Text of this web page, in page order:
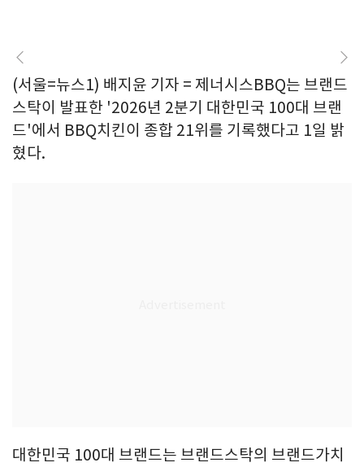
(서울=뉴스1) 배지윤 기자 = 제너시스BBQ는 브랜드
스탁이 발표한 '2026년 2분기 대한민국 100대 브랜
드'에서 BBQ치킨이 종합 21위를 기록했다고 1일 밝
혔다.
대한민국 100대 브랜드는 브랜드스탁의 브랜드가치